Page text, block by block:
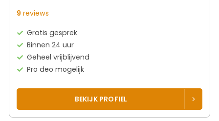
9 reviews
Gratis gesprek
Binnen 24 uur
Geheel vrijblijvend
Pro deo mogelijk
BEKIJK PROFIEL